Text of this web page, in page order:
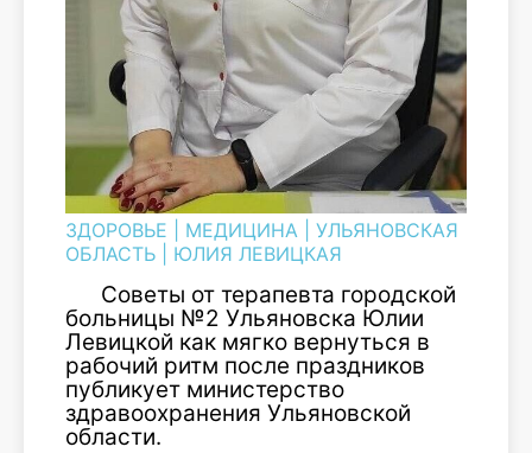
ЗДОРОВЬЕ МЕДИЦИНА
УЛЬЯНОВСКАЯ
ОБЛАСТЬ
ЮЛИЯ ЛЕВИЦКАЯ
Советы от терапевта городской
больницы №2 Ульяновска Юлии
Левицкой как мягко вернуться в
рабочий ритм после праздников
публикует министерство
здравоохранения Ульяновской
области.